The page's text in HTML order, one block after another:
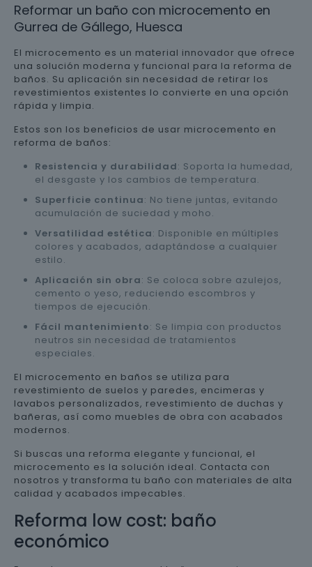
Reformar un baño con microcemento en
Gurrea de Gállego, Huesca
El microcemento es un material innovador que ofrece
una solución moderna y funcional para la reforma de
baños. Su aplicación sin necesidad de retirar los
revestimientos existentes lo convierte en una opción
rápida y limpia.
Estos son los beneficios de usar microcemento en
reforma de baños:
Resistencia y durabilidad: Soporta la humedad,
el desgaste y los cambios de temperatura.
Superficie continua: No tiene juntas, evitando
acumulación de suciedad y moho.
Versatilidad estética: Disponible en múltiples
colores y acabados, adaptándose a cualquier
estilo.
Aplicación sin obra: Se coloca sobre azulejos,
cemento o yeso, reduciendo escombros y
tiempos de ejecución.
Fácil mantenimiento: Se limpia con productos
neutros sin necesidad de tratamientos
especiales.
El microcemento en baños se utiliza para
revestimiento de suelos y paredes, encimeras y
lavabos personalizados, revestimiento de duchas y
bañeras, así como muebles de obra con acabados
modernos.
Si buscas una reforma elegante y funcional, el
microcemento es la solución ideal. Contacta con
nosotros y transforma tu baño con materiales de alta
calidad y acabados impecables.
Reforma low cost: baño
económico